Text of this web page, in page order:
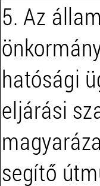
5. Az
hatósági
eljárási
segítő